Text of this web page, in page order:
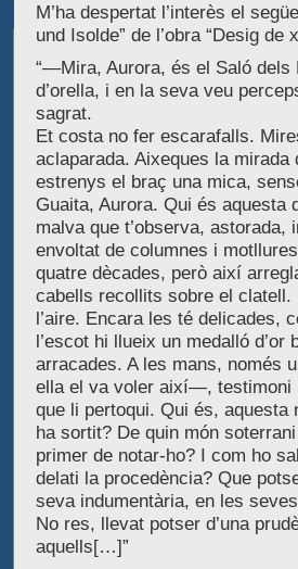
M’ha despertat l’interès el
und Isolde” de l’obra “Desig de
“—Mira, Aurora, és el Saló
d’orella, i en la seva veu
sagrat.
Et costa no fer escarafalls.
aclaparada. Aixeques la
estrenys el braç una mica,
Guaita, Aurora. Qui és aquesta
malva que t’observa,
envoltat de columnes i
quatre dècades, però així
cabells recollits sobre el
l’aire. Encara les té delicades,
l’escot hi llueix un medalló
arracades. A les mans, només
ella el va voler així—, testimoni
que li pertoqui. Qui és, aquesta
ha sortit? De quin món
primer de notar-ho? I com ho
delati la procedència? Que
seva indumentària, en les
No res, llevat potser d’una
aquells[…]”